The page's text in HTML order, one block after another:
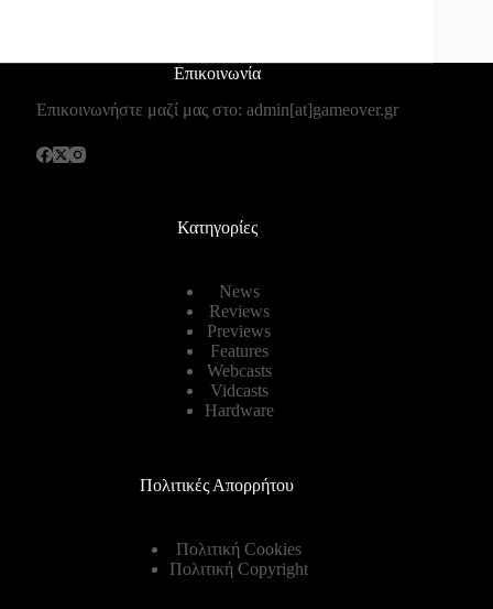
Επικοινωνία
Επικοινωνήστε μαζί μας στο: admin[at]gameover.gr
Κατηγορίες
News
Reviews
Previews
Features
Webcasts
Vidcasts
Hardware
Πολιτικές Απορρήτου
Πολιτική Cookies
Πολιτική Copyright